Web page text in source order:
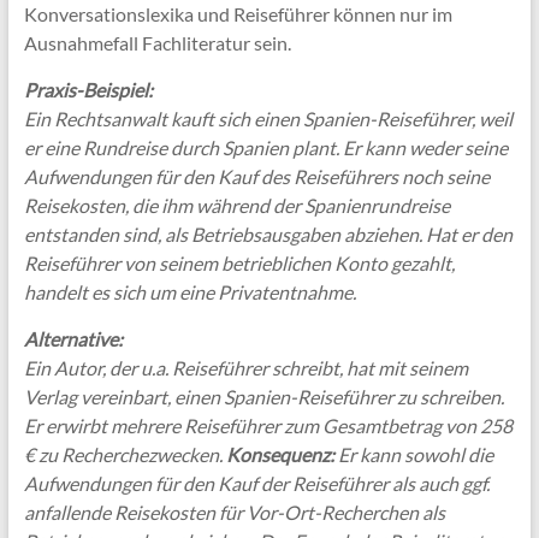
Konversationslexika und Reiseführer können nur im
Ausnahmefall Fachliteratur sein.
Praxis-Beispiel:
Ein Rechtsanwalt kauft sich einen Spanien-Reiseführer, weil
er eine Rundreise durch Spanien plant. Er kann weder seine
Aufwendungen für den Kauf des Reiseführers noch seine
Reisekosten, die ihm während der Spanienrundreise
entstanden sind, als Betriebsausgaben abziehen. Hat er den
Reiseführer von seinem betrieblichen Konto gezahlt,
handelt es sich um eine Privatentnahme.
Alternative:
Ein Autor, der u.a. Reiseführer schreibt, hat mit seinem
Verlag vereinbart, einen Spanien-Reiseführer zu schreiben.
Er erwirbt mehrere Reiseführer zum Gesamtbetrag von 258
€ zu Recherchezwecken. Konsequenz:Er kann sowohl die
Aufwendungen für den Kauf der Reiseführer als auch ggf.
anfallende Reisekosten für Vor-Ort-Recherchen als